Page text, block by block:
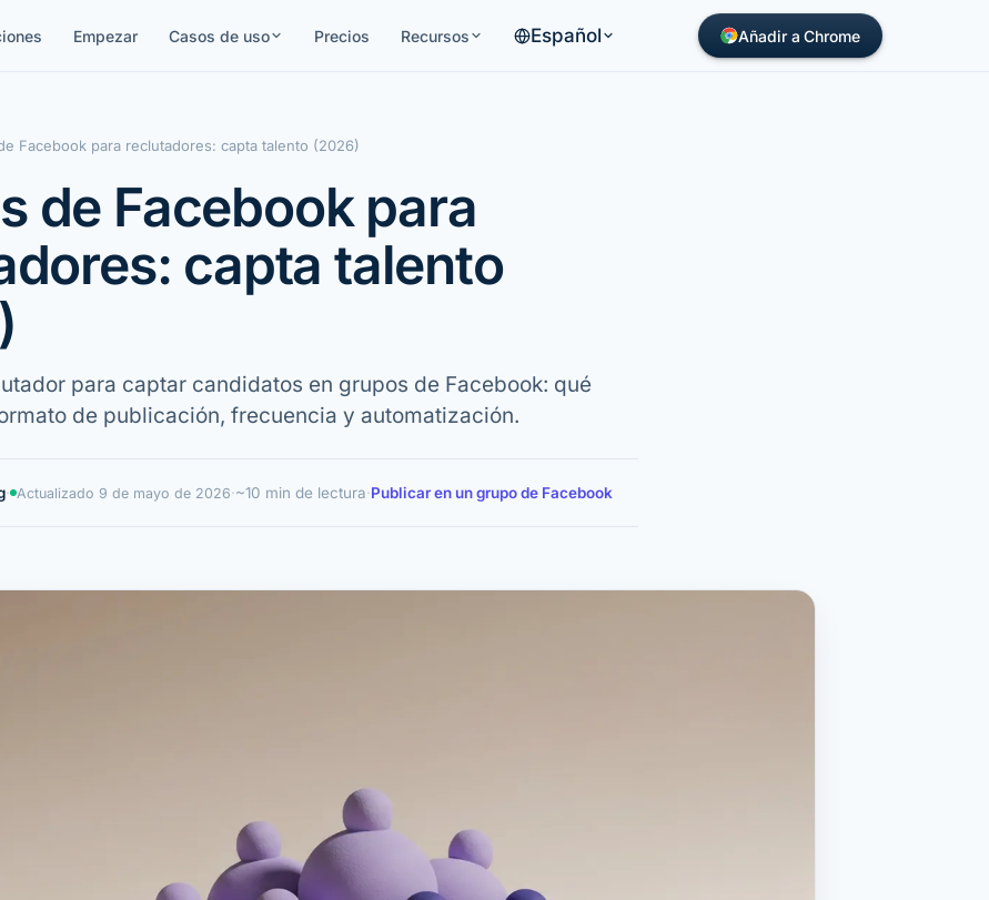
Empezar Casos de uso Precios Recursos Español Añadir a Chrome
Facebook para reclutadores: capta talento (2026)
de Facebook para
capta talento
para captar candidatos en grupos de Facebook: qué
de publicación, frecuencia y automatización.
· Actualizado 9 de mayo de 2026·~10 min de lectura·Publicar en un grupo de Facebook